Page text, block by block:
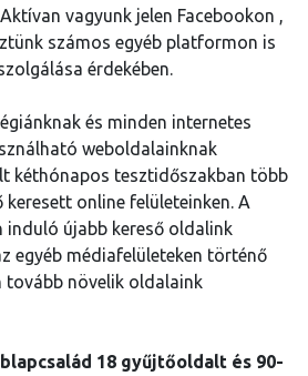
vagyunk jelen Facebookon ,
számos egyéb platformon is
érdekében.
és minden internetes
weboldalainknak
kéthónapos tesztidőszakban több
online felületeinken. A
induló újabb kereső oldalink
egyéb médiafelületeken történő
tovább növelik oldalaink
18 gyűjtőoldalt és 90-